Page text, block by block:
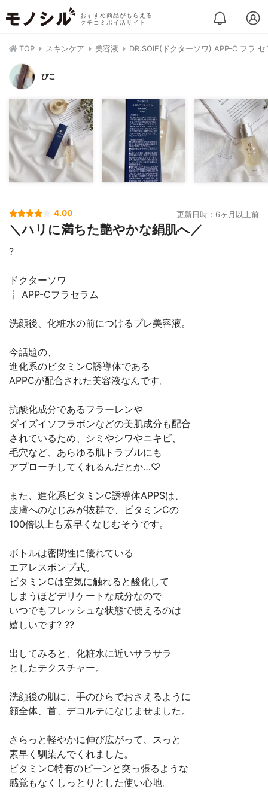
おすすめ商品がもらえる
クチコミポイ活サイト
TOP スキンケア 美容液 DR.SOIE(ドクターソワ) APP-C フラ セ
ぴこ
4.00 更新日時：6ヶ月以上前
＼ハリに満ちた艶やかな絹肌へ／
?
ドクターソワ
┊︎ APP-Cフラセラム
洗顔後、化粧水の前につけるプレ美容液。
今話題の、
進化系のビタミンC誘導体である
APPCが配合された美容液なんです。
抗酸化成分であるフラーレンや
ダイズイソフラボンなどの美肌成分も配合
されているため、シミやシワやニキビ、
毛穴など、あらゆる肌トラブルにも
アプローチしてくれるんだとか…♡
また、進化系ビタミンC誘導体APPSは、
皮膚へのなじみが抜群で、ビタミンCの
100倍以上も素早くなじむそうです。
ボトルは密閉性に優れている
エアレスポンプ式。
ビタミンCは空気に触れると酸化して
しまうほどデリケートな成分なので
いつでもフレッシュな状態で使えるのは
嬉しいです? ??
出してみると、化粧水に近いサラサラ
としたテクスチャー。
洗顔後の肌に、手のひらでおさえるように
顔全体、首、デコルテになじませました。
さらっと軽やかに伸び広がって、スっと
素早く馴染んでくれました。
ビタミンC特有のピーンと突っ張るような
感覚もなくしっとりとした使い心地。